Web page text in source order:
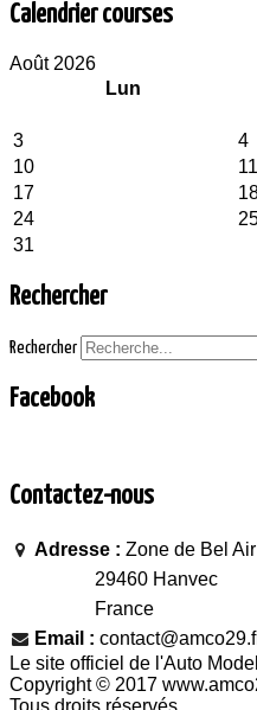
Calendrier courses
Août 2026
Lun
3
4
10
11
17
24
31
Rechercher
Rechercher
Facebook
Contactez-nous
Adresse : Zone de Bel Air
29460 Hanvec
France
Email :
Le site officiel de l'Auto
Copyright © 2017
Tous droits réservés.